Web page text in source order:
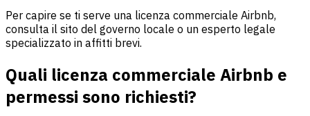
Per capire se ti serve una licenza commerciale Airbnb,
consulta il sito del governo locale o un esperto legale
specializzato in affitti brevi.
Quali licenza commerciale Airbnb e
permessi sono richiesti?